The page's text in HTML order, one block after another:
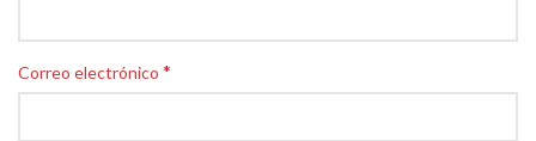
Correo electrónico *